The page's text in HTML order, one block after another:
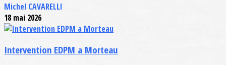
Michel CAVARELLI
18 mai 2026
Intervention EDPM a Morteau